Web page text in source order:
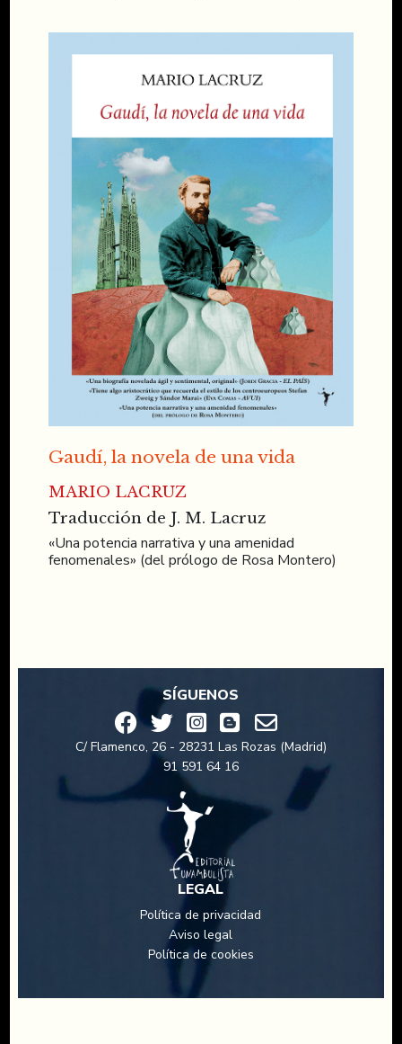
Gaudí, la novela de una vida
MARIO LACRUZ
Traducción de J. M. Lacruz
«Una potencia narrativa y una amenidad
fenomenales» (del prólogo de Rosa Montero)
SÍGUENOS
C/ Flamenco, 26 - 28231 Las Rozas (Madrid)
91 591 64 16
LEGAL
Política de privacidad
Aviso legal
Política de cookies